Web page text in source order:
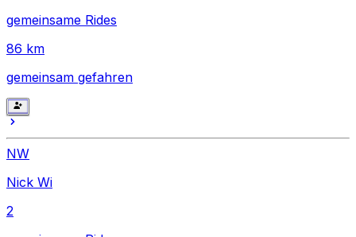
gemeinsame Rides
86 km
gemeinsam gefahren
NW
Nick Wi
2